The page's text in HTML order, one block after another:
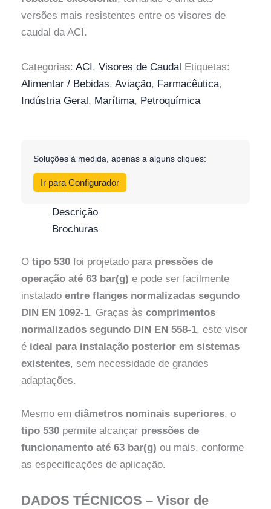
versões mais resistentes entre os visores de
caudal da ACI.
Categorias: ACI , Visores de Caudal Etiquetas:
Alimentar / Bebidas, Aviação, Farmacêutica,
Indústria Geral , Marítima, Petroquímica
Soluções à medida, apenas a alguns cliques:
Ir para Configurador
Descrição
Brochuras
O tipo 530 foi projetado para pressões de
operação até 63 bar(g) e pode ser facilmente
instalado entre flanges normalizadas segundo
DIN EN 1092-1. Graças às comprimentos
normalizados segundo DIN EN 558-1, este visor
é ideal para instalação posterior em sistemas
existentes, sem necessidade de grandes
adaptações.
Mesmo em diâmetros nominais superiores, o
tipo 530 permite alcançar pressões de
funcionamento até 63 bar(g) ou mais, conforme
as especificações de aplicação.
DADOS TÉCNICOS – Visor de